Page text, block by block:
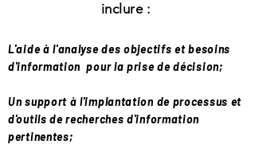
inclure :
L'aide à l'analyse des objectifs et besoins
d'information pour la prise de décision;
Un support à l'implantation de processus et
d'outils de recherches d'information
pertinentes;